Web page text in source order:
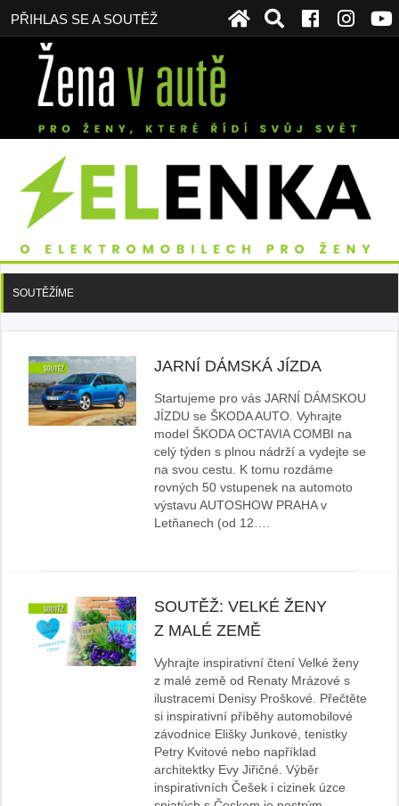
PŘIHLAS SE A SOUTĚŽ
SOUTĚŽÍME
JARNÍ DÁMSKÁ JÍZDA
Startujeme pro vás JARNÍ DÁMSKOU
JÍZDU se ŠKODA AUTO. Vyhrajte
model ŠKODA OCTAVIA COMBI na
celý týden s plnou nádrží a vydejte se
na svou cestu. K tomu rozdáme
rovných 50 vstupenek na automoto
výstavu AUTOSHOW PRAHA v
Letňanech (od 12….
SOUTĚŽ: VELKÉ ŽENY
Z MALÉ ZEMĚ
Vyhrajte inspirativní čtení Velké ženy
z malé země od Renaty Mrázové s
ilustracemi Denisy Proškové. Přečtěte
si inspirativní příběhy automobilové
závodnice Elišky Junkové, tenistky
Petry Kvitové nebo například
architektky Evy Jiřičné. Výběr
inspirativních Češek i cizinek úzce